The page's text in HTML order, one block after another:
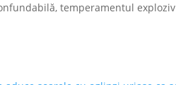
temperamentul